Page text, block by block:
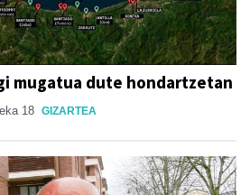
mugatua dute hondartzetan
18 GIZARTEA